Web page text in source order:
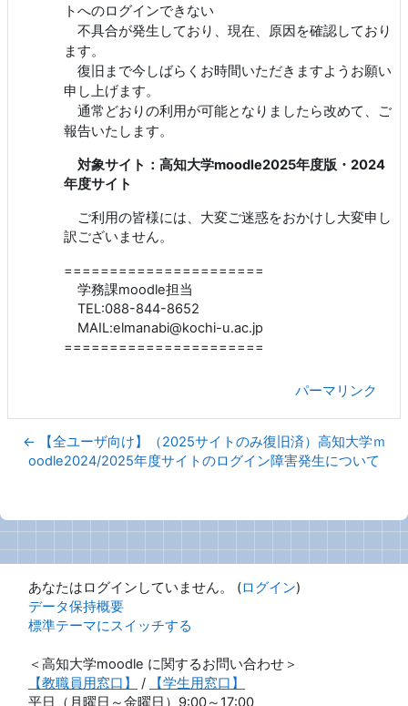
トへのログインできない
不具合が発生しており、現在、原因を確認しており
ます。
復旧まで今しばらくお時間いただきますよう お願い
申し上げます。
通常どおりの利用が可能となりましたら改めて、ご
報告いたします。
対象サイト：高知大学moodle2025年度版・2024
年度サイト
ご利用の皆様には、大変ご迷惑をおかけし大変申し
訳ございません。
======================
学務課moodle担当
TEL:088-844-8652
MAIL:elmanabi@kochi-u.ac.jp
======================
パーマリンク
← 【全ユーザ向け】（2025サイトのみ復旧済）高知大学ｍ
oodle2024/2025年度サイトのログイン障害発生について
あなたはログインしていません。 (ログイン)
データ保持概要
標準テーマにスイッチする
＜高知大学moodle に関するお問い合わせ＞
【教職員用窓口】
/
【学生用窓口】
平日（月曜日～金曜日）9:00～17:00